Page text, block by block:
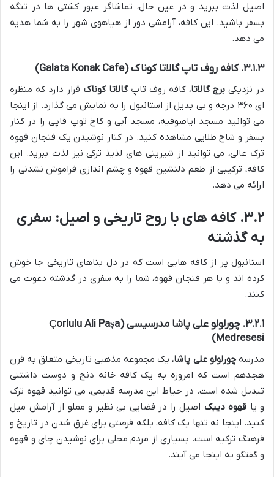
اصیل لذت ببرید و در عین حال، تماشاگر عبور کشتی ها در تنگه
بسفر باشید. این کافه، آرامشی دور از هیاهوی شهر را به شما هدیه
می دهد.
۳.۱.۳. کافه روف تاپ گالاتا کوناک (Galata Konak Cafe)
در نزدیکی برج گالاتا، کافه روف تاپگالاتا کوناک قرار دارد که منظره
ای ۳۶۰ درجه و بی بدیل از استانبول را به نمایش می گذارد. از اینجا
می توانید مسجد ایاصوفیه، مسجد آبی و کاخ توپ قاپی را در کنار
بسفر و شاخ طلایی مشاهده کنید. در کنار نوشیدن یک فنجان قهوه
ترک عالی، می توانید از شیرینی های لذیذ ترکی نیز لذت ببرید. این
کافه، ترکیبی از طعم دلنشین قهوه و چشم اندازی فراموش نشدنی را
ارائه می دهد.
۳.۲. کافه های با روح تاریخی و اصیل: سفری
به گذشته
استانبول پر از کافه هایی است که در دل بناهای تاریخی جا خوش
کرده اند و با هر فنجان قهوه، شما را به سفری در گذشته دعوت می
کنند.
۳.۲.۱. چورلولو علی پاشا مدرسیسی (Çorlulu Ali Paşa
Medresesi)
مدرسهچورلولو علی پاشا، یک مجموعه مذهبی تاریخی متعلق به قرن
هجدهم است که امروزه به یک کافه خانه دنج و دوست داشتنی
تبدیل شده است. در حیاط این مدرسه قدیمی، می توانید قهوه ترک
و یا قهوه دیبک اصیل را در فضایی بی نظیر و مملو از آرامش میل
کنید. اینجا نه تنها یک کافه، بلکه فرصتی برای غرق شدن در تاریخ و
فرهنگ ترکیه است. بسیاری از مردم محلی برای نوشیدن چای و قهوه
و گفتگو به اینجا می آیند.